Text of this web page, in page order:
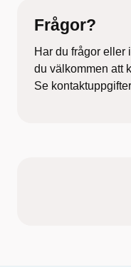
Frågor?
Har du frågor eller
du välkommen att
Se